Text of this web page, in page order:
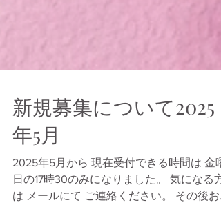
新規募集について2025
年5月
2025年5月から 現在受付できる時間は 金曜